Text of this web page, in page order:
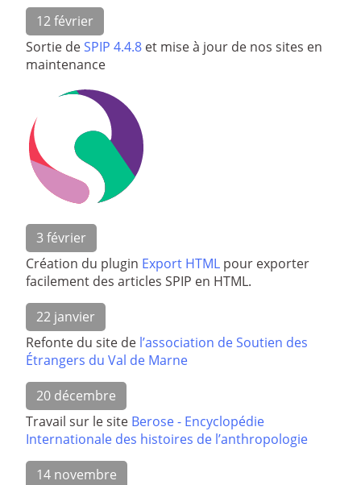
12 février
Sortie deSPIP 4.4.8 et mise à jour de nos sites en
maintenance
3 février
Création du plugin Export HTML pour exporter
facilement des articles SPIP en HTML.
22 janvier
Refonte du site de l’association de Soutien des
Étrangers du Val de Marne
20 décembre
Travail sur le site Berose - Encyclopédie
Internationale des histoires de l’anthropologie
14 novembre